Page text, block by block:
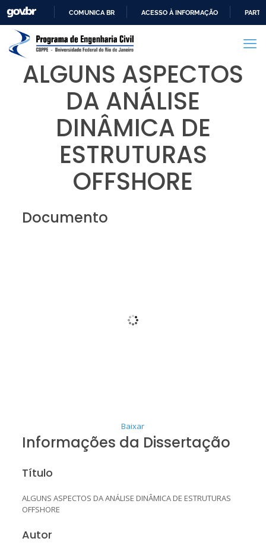
PARA
CONTEÚDO
COMUNICA BR ACESSO À INFORMAÇÃO
ALGUNS ASPECTOS
DA ANÁLISE
DINÂMICA DE
ESTRUTURAS
OFFSHORE
Documento
Baixar
Informações da Dissertação
Título
ALGUNS ASPECTOS DA ANÁLISE DINÂMICA DE ESTRUTURAS
OFFSHORE
Autor